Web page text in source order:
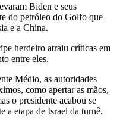
Biden e seus
do petróleo do Golfo que
e a China.
herdeiro atraiu críticas em
entre eles.
Médio, as autoridades
como apertar as mãos,
o presidente acabou se
a etapa de Israel da turnê.